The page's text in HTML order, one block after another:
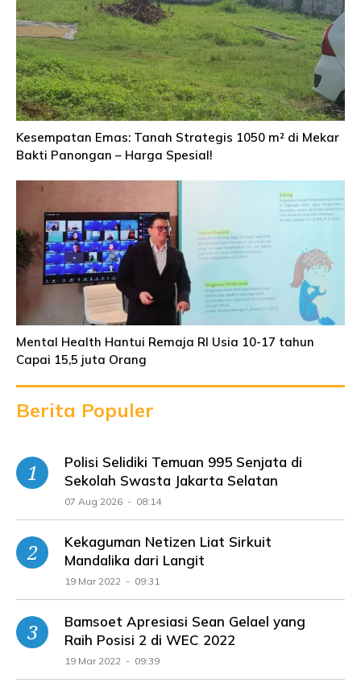
Kesempatan Emas: Tanah Strategis 1050 m² di Mekar
Bakti Panongan – Harga Spesial!
Mental Health Hantui Remaja RI Usia 10-17 tahun
Capai 15,5 juta Orang
Berita Populer
Polisi Selidiki Temuan 995 Senjata di
Sekolah Swasta Jakarta Selatan
07 Aug 2026 - 08:14
Kekaguman Netizen Liat Sirkuit
Mandalika dari Langit
19 Mar 2022 - 09:31
Bamsoet Apresiasi Sean Gelael yang
Raih Posisi 2 di WEC 2022
19 Mar 2022 - 09:39